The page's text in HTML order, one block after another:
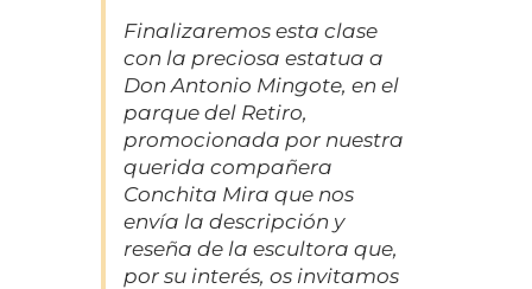
Finalizaremos esta clase
con la preciosa estatua a
Don Antonio Mingote, en el
parque del Retiro,
promocionada por nuestra
querida compañera
Conchita Mira que nos
envía la descripción y
reseña de la escultora que,
por su interés, os invitamos